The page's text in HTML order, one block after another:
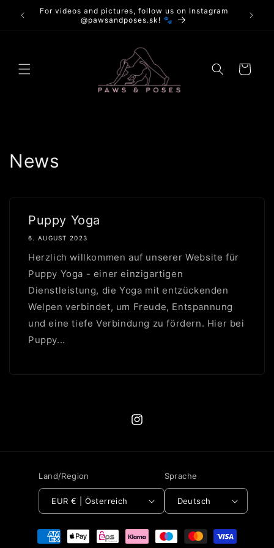
zum
For videos and pictures, follow us on Instagram
@pawsandposes.sk! 🐾
Warenkorb
News
Puppy Yoga
6. AUGUST 2023
Herzlich willkommen auf unserer Website für
Puppy Yoga - einer einzigartigen
Dienstleistung, die Yoga mit entzückenden
Welpen verbindet, um Freude, Entspannung
und eine tiefe Verbindung zu fördern. Hier bei
Puppy...
Instagram
Land/Region
EUR € | Österreich
Sprache
Deutsch
Zahlungsmethoden